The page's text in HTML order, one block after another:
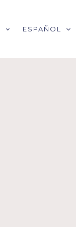
ESPAÑOL